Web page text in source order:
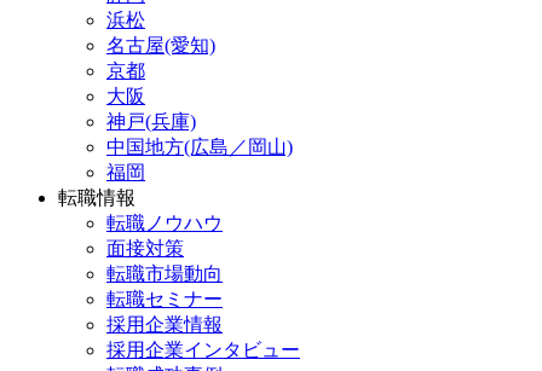
浜松
名古屋(愛知)
京都
大阪
神戸(兵庫)
中国地方(広島／岡山)
福岡
転職情報
転職ノウハウ
面接対策
転職市場動向
転職セミナー
採用企業情報
採用企業インタビュー